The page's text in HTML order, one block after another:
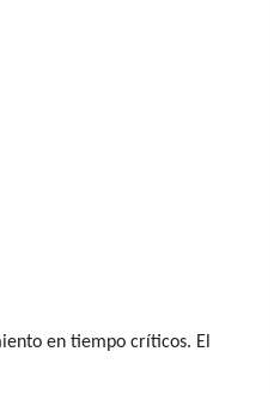
en tiempo críticos. El